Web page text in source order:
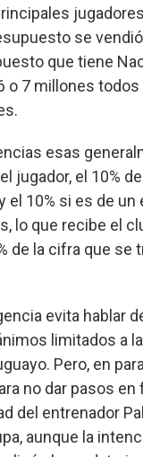
se
que tiene
o 7 millones todos
esas
jugador, el 10%
10% si es de un
lo que recibe el
de la cifra que se
evita hablar
limitados a
Pero, en
no dar pasos en
del entrenador
aunque la